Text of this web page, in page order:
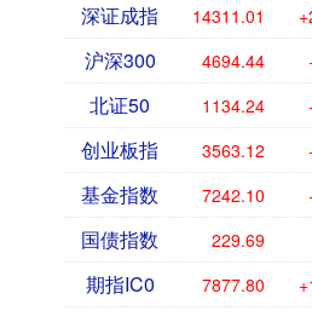
深证成指 14311.01
沪深300 4694.44
北证50 1134.24
创业板指 3563.12
基金指数 7242.10
国债指数 229.69
期指IC0 7877.80